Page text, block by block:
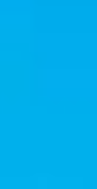
Residence traz um
com uma
tem
integrado,
o principal bairro
e praticidade de
da região, com
O bairro está a 4 km
em Itapema,